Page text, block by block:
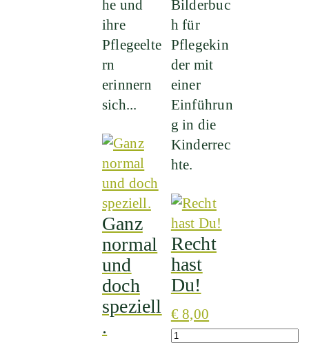
he und
ihre
Pflegeelte
rn
erinnern
sich...
Ganz
normal
und
doch
speziell
.
Bilderbuc
h für
Pflegekin
der mit
einer
Einführun
g in die
Kinderrec
hte.
Recht
hast
Du!
€ 8,00
Quantity